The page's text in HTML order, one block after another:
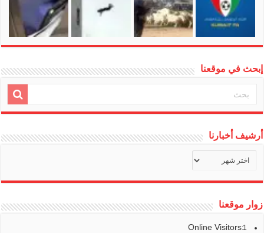
إبحث في موقعنا
أرشيف أخبارنا
أرشيف
أخبارنا
زوار موقعنا
Online Visitors:1